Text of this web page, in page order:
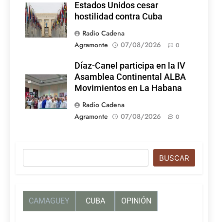
Estados Unidos cesar
hostilidad contra Cuba
Radio Cadena
Agramonte
07/08/2026 0
Díaz-Canel participa en la IV
Asamblea Continental ALBA
Movimientos en La Habana
Radio Cadena
Agramonte
07/08/2026 0
BUSCAR
CAMAGUEY CUBA OPINIÓN